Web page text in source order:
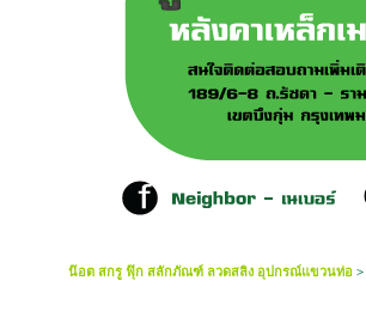
น๊อต สกรู ฟุ๊ก สลักภัณฑ์ ลวดสลิง อุปกรณ์แขวนท่อ >